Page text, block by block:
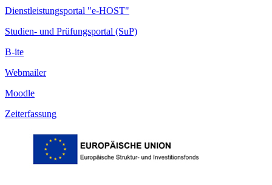
Dienstleistungsportal "e-HOST"
Studien- und Prüfungsportal (SuP)
B-ite
Webmailer
Moodle
Zeiterfassung